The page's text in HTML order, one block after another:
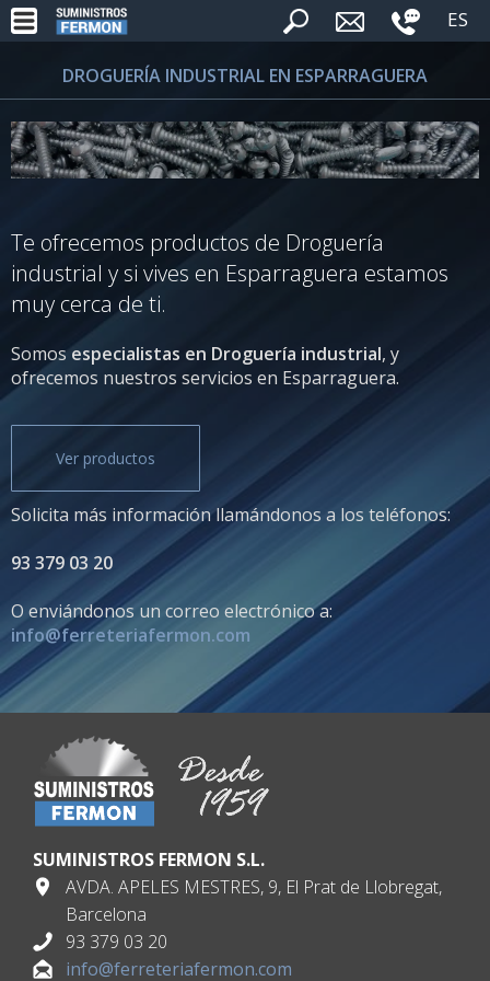
ES
DROGUERÍA INDUSTRIAL EN ESPARRAGUERA
Te ofrecemos productos de Droguería
industrial y si vives en Esparraguera estamos
muy cerca de ti.
Somosespecialistas en Droguería industrial, y
ofrecemos nuestros servicios en Esparraguera.
Ver productos
Solicita más información llamándonos a los teléfonos:
93 379 03 20
O enviándonos un correo electrónico a:
info@ferreteriafermon.com
SUMINISTROS FERMON S.L.
AVDA. APELES MESTRES, 9, El Prat de Llobregat,
Barcelona
93 379 03 20
info@ferreteriafermon.com